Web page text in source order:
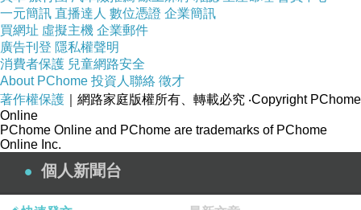
一元簡訊 直播達人 數位憑證 企業簡訊
買網址 虛擬主機 企業郵件
廣告刊登 隱私權聲明
消費者保護 兒童網路安全
About PChome 投資人聯絡 徵才
著作權保護 ｜網路家庭版權所有、轉載必究 ‧Copyright PChome
Online
PChome Online and PChome are trademarks of PChome
Online Inc.
個人新聞台